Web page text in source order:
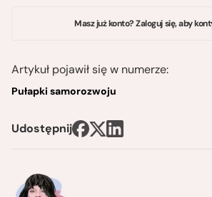
Masz już konto? Zaloguj się, aby
Artykuł pojawił się w numerze:
Pułapki samorozwoju
Udostępnij